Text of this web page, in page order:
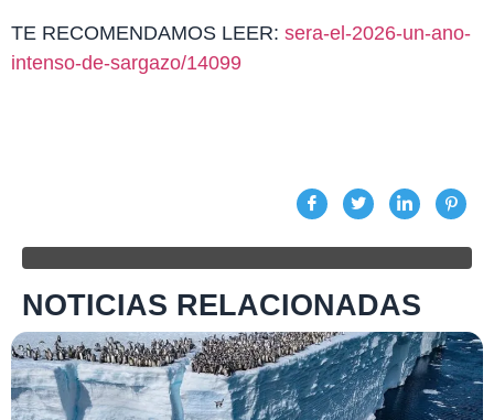
TE RECOMENDAMOS LEER: sera-el-2026-un-ano-
intenso-de-sargazo/14099
NOTICIAS RELACIONADAS